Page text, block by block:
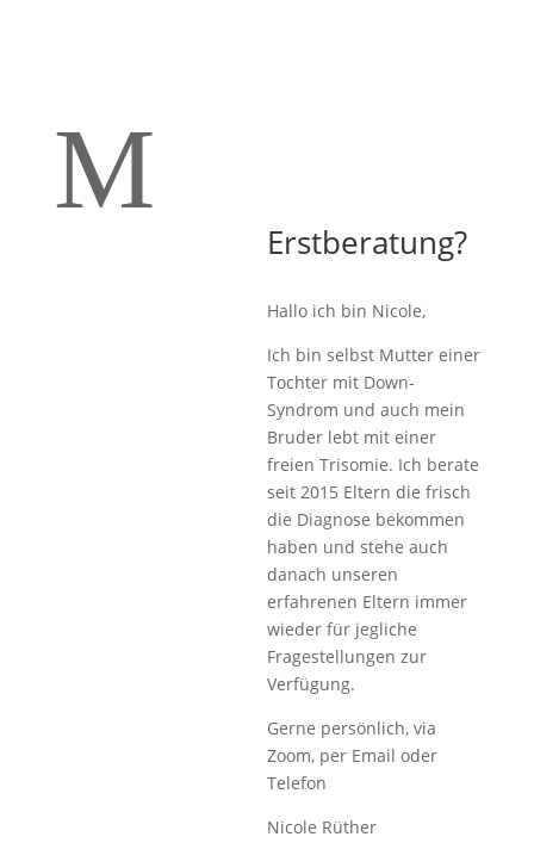
M
Erstberatung?
Hallo ich bin Nicole,
Ich bin selbst Mutter einer
Tochter mit Down-
Syndrom und auch mein
Bruder lebt mit einer
freien Trisomie. Ich berate
seit 2015 Eltern die frisch
die Diagnose bekommen
haben und stehe auch
danach unseren
erfahrenen Eltern immer
wieder für jegliche
Fragestellungen zur
Verfügung.
Gerne persönlich, via
Zoom, per Email oder
Telefon
Nicole Rüther